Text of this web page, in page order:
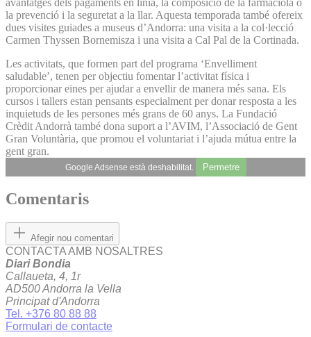
la prevenció i la seguretat a la llar. Aquesta temporada també ofereix
dues visites guiades a museus d’Andorra: una visita a la col·lecció
Carmen Thyssen Bornemisza i una visita a Cal Pal de la Cortinada.
Les activitats, que formen part del programa ‘Envelliment
saludable’, tenen per objectiu fomentar l’activitat física i
proporcionar eines per ajudar a envellir de manera més sana. Els
cursos i tallers estan pensants especialment per donar resposta a les
inquietuds de les persones més grans de 60 anys. La Fundació
Crèdit Andorrà també dona suport a l’AVIM, l’Associació de Gent
Gran Voluntària, que promou el voluntariat i l’ajuda mútua entre la
gent gran.
Google Adsense està deshabilitat. Permetre
Comentaris
Afegir nou comentari
CONTACTA AMB NOSALTRES
Diari Bondia
Callaueta, 4, 1r
AD500 Andorra la Vella
Principat d'Andorra
Tel. +376 80 88 88
Formulari de contacte